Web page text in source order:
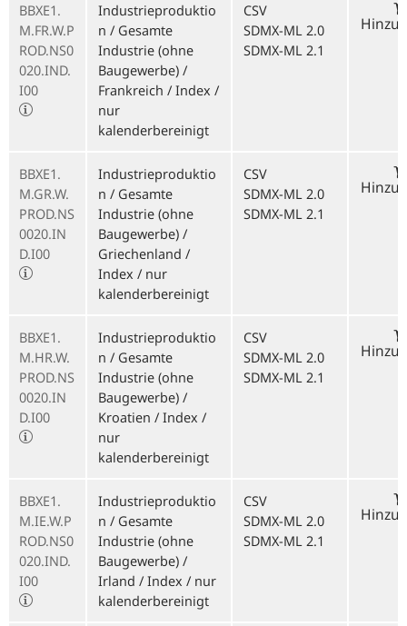
BBXE1.
M.FR.W.P
ROD.NS0
020.IND.
I00
Industrieproduktio
n / Gesamte
Industrie (ohne
Baugewerbe) /
Frankreich / Index /
nur
kalenderbereinigt
CSV
SDMX-ML 2.0
SDMX-ML 2.1
BBXE1.
M.GR.W.
PROD.NS
0020.IN
D.I00
Industrieproduktio
n / Gesamte
Industrie (ohne
Baugewerbe) /
Griechenland /
Index / nur
kalenderbereinigt
CSV
SDMX-ML 2.0
SDMX-ML 2.1
BBXE1.
M.HR.W.
PROD.NS
0020.IN
D.I00
Industrieproduktio
n / Gesamte
Industrie (ohne
Baugewerbe) /
Kroatien / Index /
nur
kalenderbereinigt
CSV
SDMX-ML 2.0
SDMX-ML 2.1
BBXE1.
M.IE.W.P
ROD.NS0
020.IND.
I00
Industrieproduktio
n / Gesamte
Industrie (ohne
Baugewerbe) /
Irland / Index / nur
kalenderbereinigt
CSV
SDMX-ML 2.0
SDMX-ML 2.1